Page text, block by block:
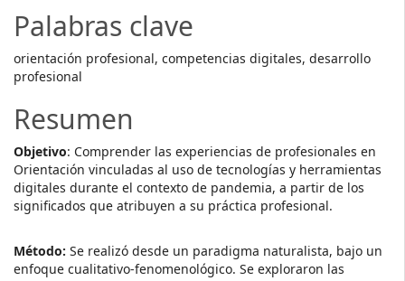
Palabras clave
orientación profesional, competencias digitales, desarrollo
profesional
Resumen
Objetivo: Comprender las experiencias de profesionales en
Orientación vinculadas al uso de tecnologías y herramientas
digitales durante el contexto de pandemia, a partir de los
significados que atribuyen a su práctica profesional.
Método: Se realizó desde un paradigma naturalista, bajo un
enfoque cualitativo-fenomenológico. Se exploraron las